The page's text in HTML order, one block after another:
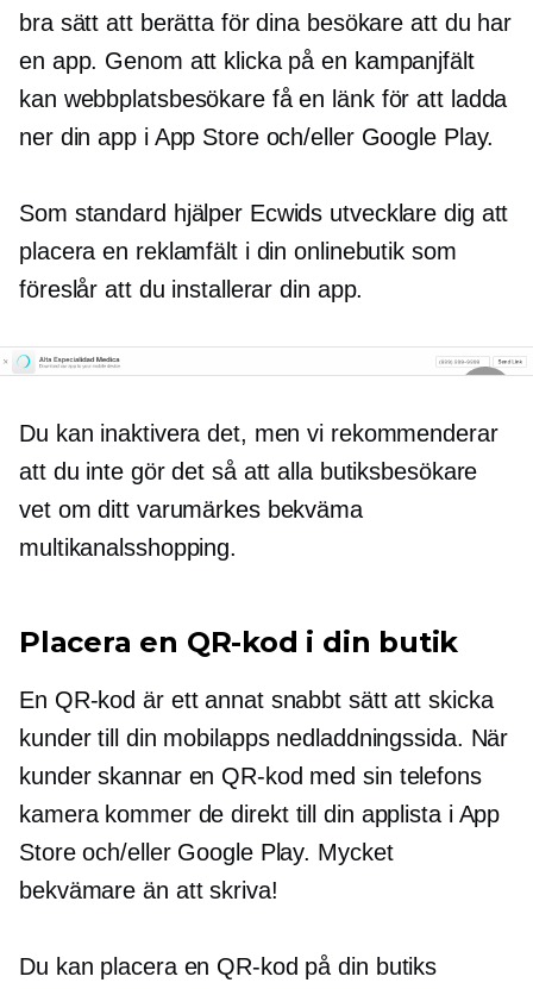
bra sätt att berätta för dina besökare att du har
en app. Genom att klicka på en kampanjfält
kan webbplatsbesökare få en länk för att ladda
ner din app i App Store och/eller Google Play.
Som standard hjälper Ecwids utvecklare dig att
placera en reklamfält i din onlinebutik som
föreslår att du installerar din app.
Du kan inaktivera det, men vi rekommenderar
att du inte gör det så att alla butiksbesökare
vet om ditt varumärkes bekväma
multikanalsshopping.
Placera en QR-kod i din butik
En QR-kod är ett annat snabbt sätt att skicka
kunder till din mobilapps nedladdningssida. När
kunder skannar en QR-kod med sin telefons
kamera kommer de direkt till din applista i App
Store och/eller Google Play. Mycket
bekvämare än att skriva!
Du kan placera en QR-kod på din butiks